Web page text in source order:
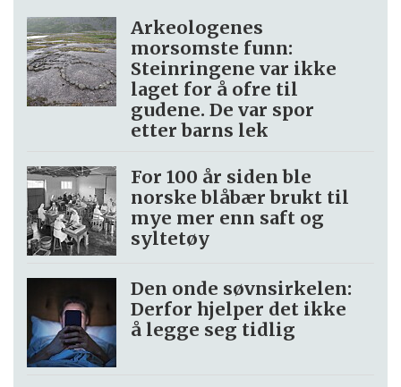
Arkeologenes
morsomste funn:
Steinringene var ikke
laget for å ofre til
gudene. De var spor
etter barns lek
For 100 år siden ble
norske blåbær brukt til
mye mer enn saft og
syltetøy
Den onde søvnsirkelen:
Derfor hjelper det ikke
å legge seg tidlig